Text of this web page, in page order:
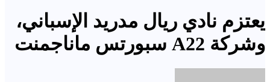
يعتزم نادي ريال مدريد الإسباني،
وشركة A22 سبورتس ماناجمنت